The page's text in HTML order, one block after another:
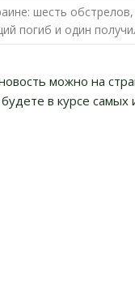
шесть
погиб и один
можно на
в курсе самых